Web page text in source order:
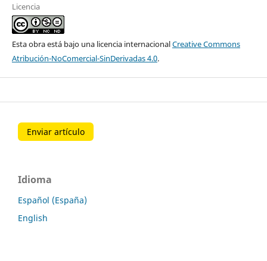
Licencia
Esta obra está bajo una licencia internacionalCreative Commons
Atribución-NoComercial-SinDerivadas 4.0.
Enviar artículo
Idioma
Español (España)
English